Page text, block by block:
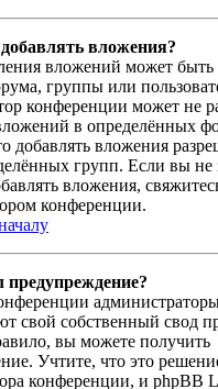
вложения?
вложений может быть
группы или
конференции может не
в определённых
добавлять вложения
групп. Если вы не
вложения,
конференции.
свой собственный свод
вы можете получить
Учтите, что это
конференции, и phpBB